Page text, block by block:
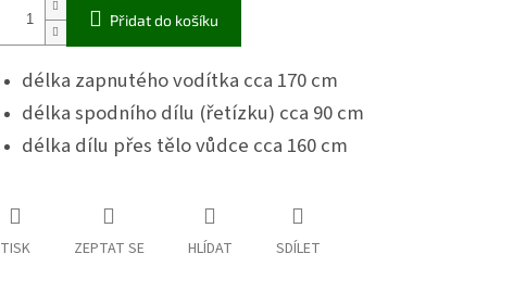
Přidat do košíku
délka zapnutého vodítka cca 170 cm
délka spodního dílu (řetízku) cca 90 cm
délka dílu přes tělo vůdce cca 160 cm
TISK ZEPTAT SE HLÍDAT SDÍLET